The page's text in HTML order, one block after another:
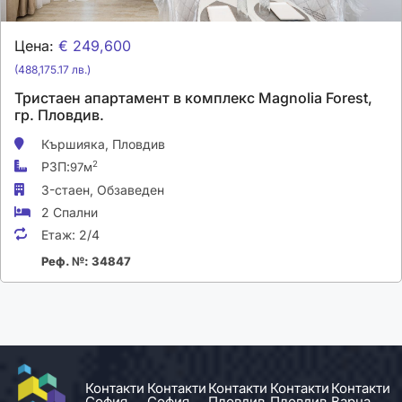
Цена: € 249,600
(488,175.17 лв.)
Тристаен апартамент в комплекс Magnolia Forest,
гр. Пловдив.
Кършияка, Пловдив
РЗП:97м2
3-стаен, Обзаведен
2 Спални
Етаж: 2/4
Реф. №: 34847
Контакти Контакти Контакти Контакти Контакти